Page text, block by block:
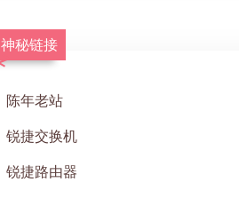
神秘链接
陈年老站
锐捷交换机
锐捷路由器